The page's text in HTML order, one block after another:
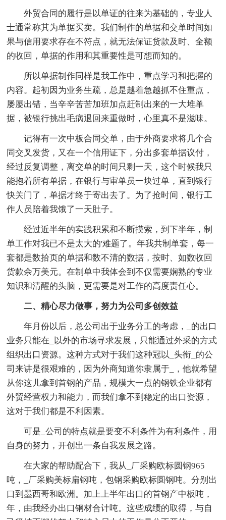
外贸合同的履行是以单证的往来为基础的，专业人
士通常称其为单据买卖。我们制作的单据和交单时间如
果与信用要求存在不符点，就无法保证货款及时、全额
的收回，单据的作用和其重要性是可想而知的。
所以单据制作同样是我工作中，重点学习和把握的
内容。起初因为业务生疏，总是越着急越抓不住重点，
屡屡出错，当辛辛苦苦加班加点赶制出来的一大堆单
据，被银行挑出毛病退回来重做时，心里真不是滋味。
记得有一次中板合同交单，由于外商要求将几个合
同交叉发货，又在一个信用证下，分出多套单据议付，
经过反复调整，离交单的时间只剩一天，这个时候我只
能抱着所有单据，在银行与审单员一块过单，直到银行
快关门了，单据才终于寄出去了。为了抢时间，银行工
作人员陪着我饿了一天肚子。
经过近半年的实践积累和不断摸索，到下半年，制
单工作对我已不是太大的'难题了。年我共制单套，每一
套都是数拾页的单据和数不清的数据，按时、如数收回
货款余万美元。在制单中我体会到不仅需要娴熟的专业
知识和清醒的头脑，更需要是对工作的高度责任心。
二、精心尽力做事，努力为公司多创效益
年月份以后，总公司出于业务分工的考虑，_的出口
业务只能在_以外的市场寻求发展，只能通过外采的方式
组织出口资源。这种方式对于我们这种冠以_头衔_的公
司来讲是很艰难的，因为外商知道你隶属于_，他就希望
从你这儿拿到首钢的产品，规模大一点的钢铁企业都有
外贸经营权力和能力，而我们拿不到稳定的出口资源，
这对于我们都是不利因素。
可是_公司的特点就是要变不利条件为有利条件，用
自身的努力，开创出一条自我发展之路。
在大家的帮助配合下，我从_厂采购欧标圆钢965
吨，_厂采购美标扁钢吨，包钢采购欧标圆钢吨。分别出
口到墨西哥和欧洲。加上上半年出口的首钢产中板吨，
年，由我经办出口钢材合计吨。这些成绩的取得，与自